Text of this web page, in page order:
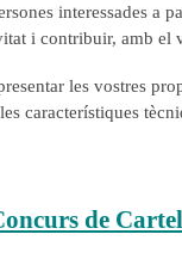
interessades a
i contribuir, amb el
les vostres
característiques
de